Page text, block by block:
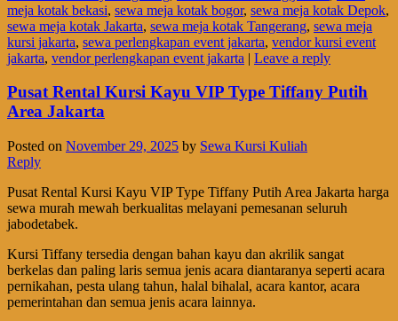
meja kotak bekasi, sewa meja kotak bogor, sewa meja kotak Depok,
sewa meja kotak Jakarta, sewa meja kotak Tangerang, sewa meja
kursi jakarta, sewa perlengkapan event jakarta, vendor kursi event
jakarta, vendor perlengkapan event jakarta | Leave a reply
Pusat Rental Kursi Kayu VIP Type Tiffany Putih
Area Jakarta
Posted on November 29, 2025 by Sewa Kursi Kuliah
Reply
Pusat Rental Kursi Kayu VIP Type Tiffany Putih Area Jakarta harga
sewa murah mewah berkualitas melayani pemesanan seluruh
jabodetabek.
Kursi Tiffany tersedia dengan bahan kayu dan akrilik sangat
berkelas dan paling laris semua jenis acara diantaranya seperti acara
pernikahan, pesta ulang tahun, halal bihalal, acara kantor, acara
pemerintahan dan semua jenis acara lainnya.